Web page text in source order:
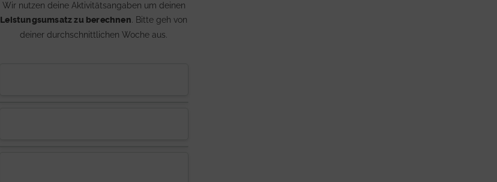
Wir nutzen deine Aktivitätsangaben um deinen
Leistungsumsatz zu berechnen . Bitte geh von
deiner durchschnittlichen Woche aus.